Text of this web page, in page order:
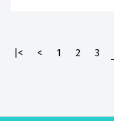
|< < 1 2 3